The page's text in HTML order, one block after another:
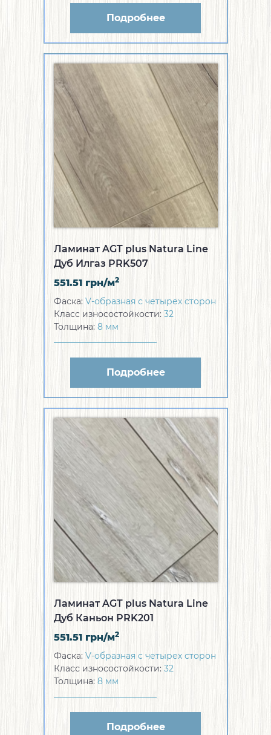
Подробнее
Ламинат AGT plus Natura Line
Дуб Илгаз PRK507
551.51 грн/м2
Фаска: V-образная с четырех сторон
Класс износостойкости: 32
Толщина: 8 мм
Подробнее
Ламинат AGT plus Natura Line
Дуб Каньон PRK201
551.51 грн/м2
Фаска: V-образная с четырех сторон
Класс износостойкости: 32
Толщина: 8 мм
Подробнее